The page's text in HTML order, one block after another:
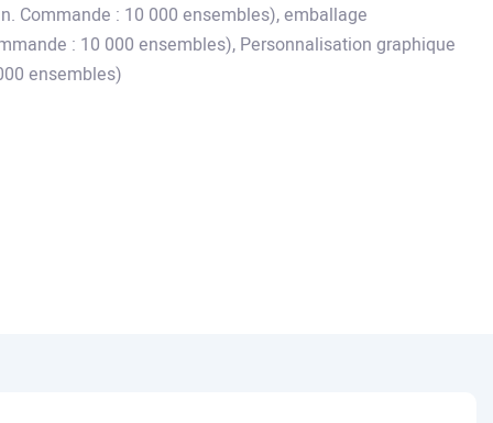
Commande : 10 000 ensembles), emballage
: 10 000 ensembles), Personnalisation graphique
ensembles)